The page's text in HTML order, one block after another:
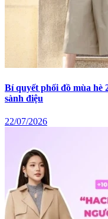
Bí quyết phối đồ mùa hè
sành điệu
22/07/2026